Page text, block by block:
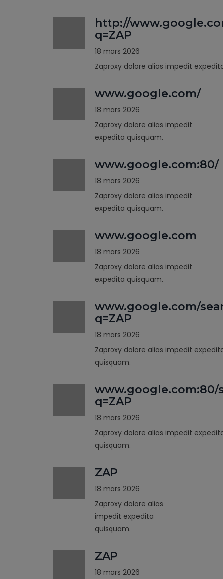
http://
q=ZAP
18 mars 2026
Zaproxy dolore alias impedit
www.google.com/
18 mars 2026
Zaproxy dolore alias impedit
expedita quisquam.
www.google.com:80/
18 mars 2026
Zaproxy dolore alias impedit
expedita quisquam.
www.google.com
18 mars 2026
Zaproxy dolore alias impedit
expedita quisquam.
www.google.com/
q=ZAP
18 mars 2026
Zaproxy dolore alias impedit
quisquam.
www.google.com:80/
q=ZAP
18 mars 2026
Zaproxy dolore alias impedit
quisquam.
ZAP
18 mars 2026
Zaproxy dolore alias
impedit expedita
quisquam.
ZAP
18 mars 2026